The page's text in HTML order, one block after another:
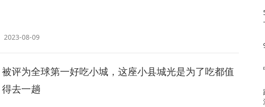
2023-08-09
被评为全球第一好吃小城，这座小县城光是为了吃都值
得去一趟